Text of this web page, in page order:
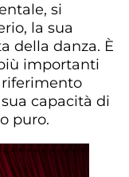
si
la sua
della danza. È
importanti
capacità di
puro.